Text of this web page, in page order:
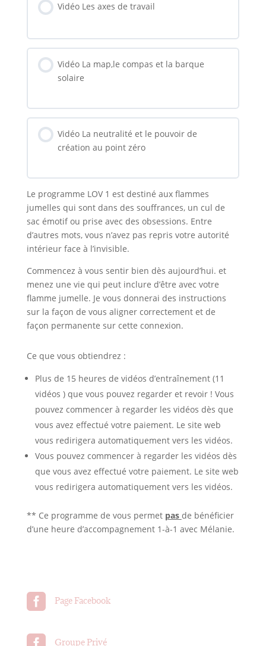
Vidéo Les axes de travail
Vidéo La map,le compas et la barque
solaire
Vidéo La neutralité et le pouvoir de
création au point zéro
Le programme LOV 1 est destiné aux flammes
jumelles qui sont dans des souffrances, un cul de
sac émotif ou prise avec des obsessions. Entre
d’autres mots, vous n’avez pas repris votre autorité
intérieur face à l’invisible.
Commencez à vous sentir bien dès aujourd’hui. et
menez une vie qui peut inclure d’être avec votre
flamme jumelle. Je vous donnerai des instructions
sur la façon de vous aligner correctement et de
façon permanente sur cette connexion.
Ce que vous obtiendrez :
Plus de 15 heures de vidéos d’entraînement (11
vidéos ) que vous pouvez regarder et revoir ! Vous
pouvez commencer à regarder les vidéos dès que
vous avez effectué votre paiement. Le site web
vous redirigera automatiquement vers les vidéos.
Vous pouvez commencer à regarder les vidéos dès
que vous avez effectué votre paiement. Le site web
vous redirigera automatiquement vers les vidéos.
** Ce programme de vous permet pas de bénéficier
d’une heure d’accompagnement 1-à-1 avec Mélanie.
 Page Facebook
Groupe Privé